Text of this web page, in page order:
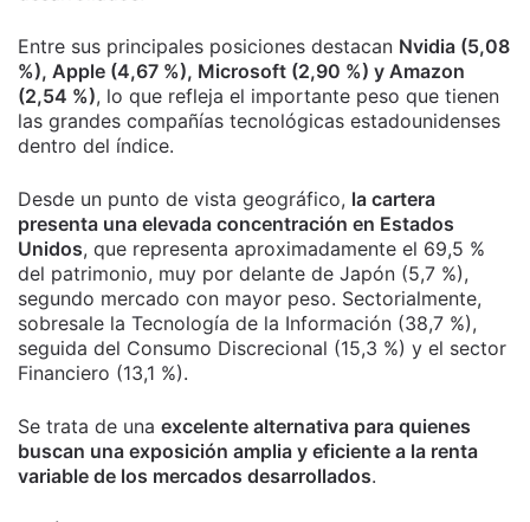
Entre sus principales posiciones destacan Nvidia (5,08
%), Apple (4,67 %), Microsoft (2,90 %) y Amazon
(2,54 %), lo que refleja el importante peso que tienen
las grandes compañías tecnológicas estadounidenses
dentro del índice.
Desde un punto de vista geográfico, la cartera
presenta una elevada concentración en Estados
Unidos, que representa aproximadamente el 69,5 %
del patrimonio, muy por delante de Japón (5,7 %),
segundo mercado con mayor peso. Sectorialmente,
sobresale la Tecnología de la Información (38,7 %),
seguida del Consumo Discrecional (15,3 %) y el sector
Financiero (13,1 %).
Se trata de una excelente alternativa para quienes
buscan una exposición amplia y eficiente a la renta
variable de los mercados desarrollados.